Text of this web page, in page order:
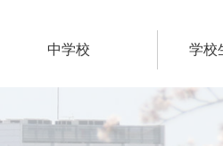
中学校 学校